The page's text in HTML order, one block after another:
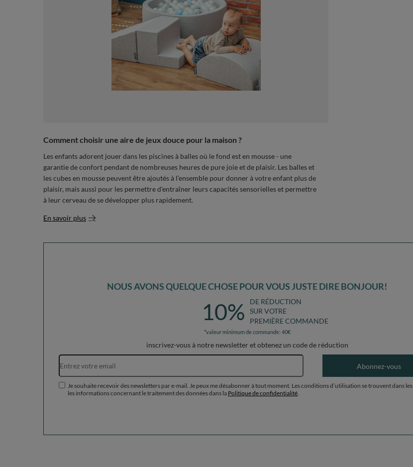
Comment choisir une aire de jeux douce pour la maison ?
Les enfants adorent jouer dans les piscines à balles où le fond est en mousse - une
garantie de confort pendant de nombreuses heures de pure joie et de plaisir. Les balles et
les cubes en mousse peuvent être ajoutés à l’ensemble pour donner à votre enfant plus de
plaisir, mais aussi pour les permettre d'entraîner leurs capacités sensorielles et permettre
à leur cerveau de se développer plus rapidement.
En savoir plus
NOUS AVONS QUELQUE CHOSE POUR VOUS JUSTE DIRE BONJOUR!
10%
DE RÉDUCTION
SUR VOTRE
PREMIÈRE COMMANDE
*valeur minimum de commande: 40€
inscrivez-vous à notre newsletter et obtenez un code de réduction
Adresse e-mail
Abonnez-vous
Je souhaite recevoir des newsletters par e-mail. Je peux me désabonner à tout moment. Les conditions d’utilisation se trouvent dans les
les informations concernant le traitement des données dans la Politique de confidentialité